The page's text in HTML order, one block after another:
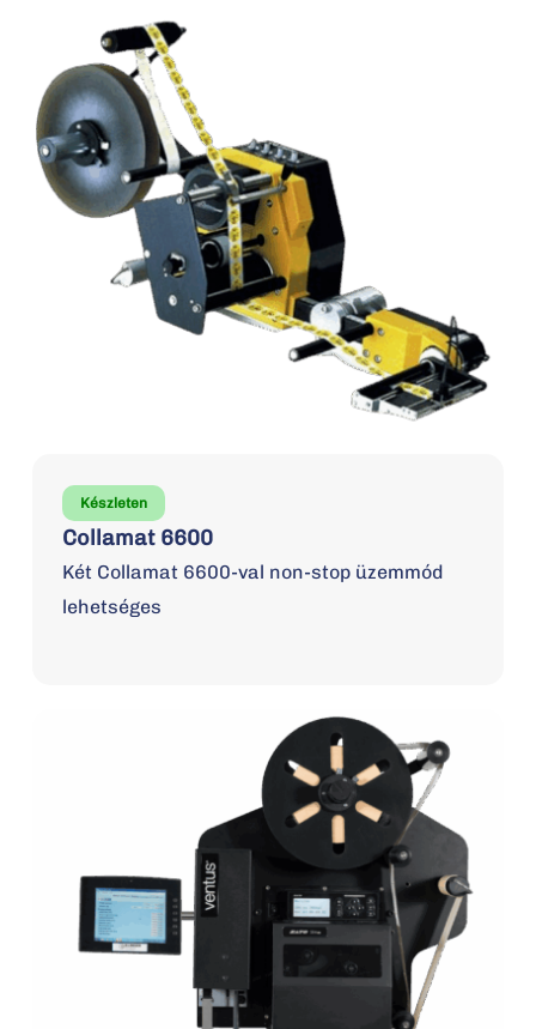
Collamat 6600
Készleten
Két Collamat 6600-val non-stop üzemmód
lehetséges